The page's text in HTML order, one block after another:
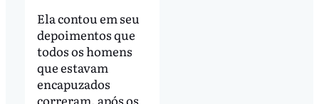
Ela contou em seu
depoimentos que
todos os homens
que estavam
encapuzados
correram, após os